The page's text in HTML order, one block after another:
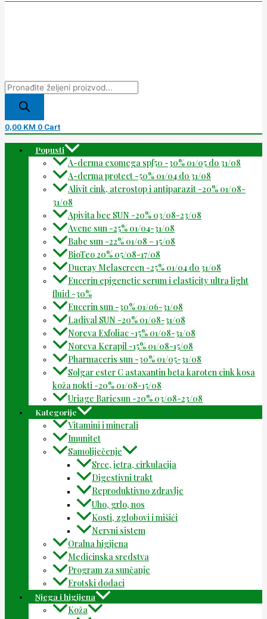
0,00 KM 0 Cart
Popusti
A-derma exomega spf50 -30% 01/05 do 31/08
A-derma protect -50% 01/04 do 31/08
Alivit cink, aterostop i antiparazit -20% 01/08-
31/08
Apivita bee SUN -20% 03/08-23/08
Avene sun -25% 01/04-31/08
Babe sun -22% 01/08 – 15/08
BioTeo 20% 05/08-17/08
Ducray Melascreen -25% 01/04 do 31/08
Eucerin epigenetic serum i elasticity ultra light
fluid -30%
Eucerin sun -30% 01/06-31/08
Ladival SUN -20% 01/08-31/08
Noreva Exfoliac -15% 01/08-31/08
Noreva Kerapil -15% 01/08-15/08
Pharmaceris sun -30% 01/05-31/08
Solgar ester C astaxantin beta karoten cink kosa
koža nokti -20% 01/08-15/08
Uriage Bariesun -20% 03/08-23/08
Kategorije
Vitamini i minerali
Imunitet
Samoliječenje
Srce, jetra, cirkulacija
Digestivni trakt
Reproduktivno zdravlje
Uho, grlo, nos
Kosti, zglobovi i mišići
Nervni sistem
Oralna higijena
Medicinska sredstva
Program za sunčanje
Erotski dodaci
Njega i higijena
Koža